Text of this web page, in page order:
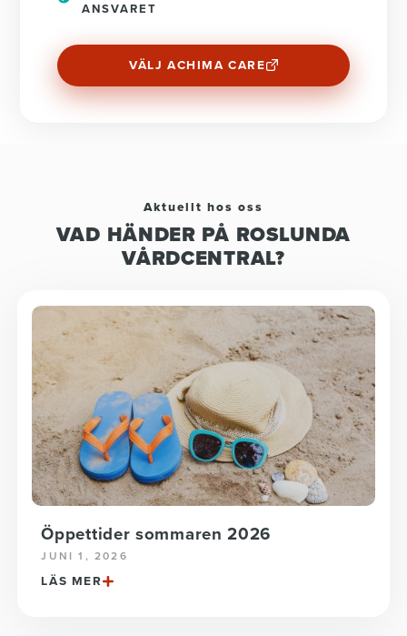
ANSVARET
VÄLJ ACHIMA CARE
Aktuellt hos oss
VAD HÄNDER PÅ ROSLUNDA
VÅRDCENTRAL?
Öppettider sommaren 2026
JUNI 1, 2026
LÄS MER